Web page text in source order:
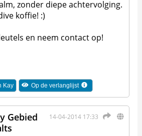
zonder diepe achtervolging.
koffie! :)
en neem contact op!
Kay Op de verlanglijst
14-04-2014 17:33
Gebied